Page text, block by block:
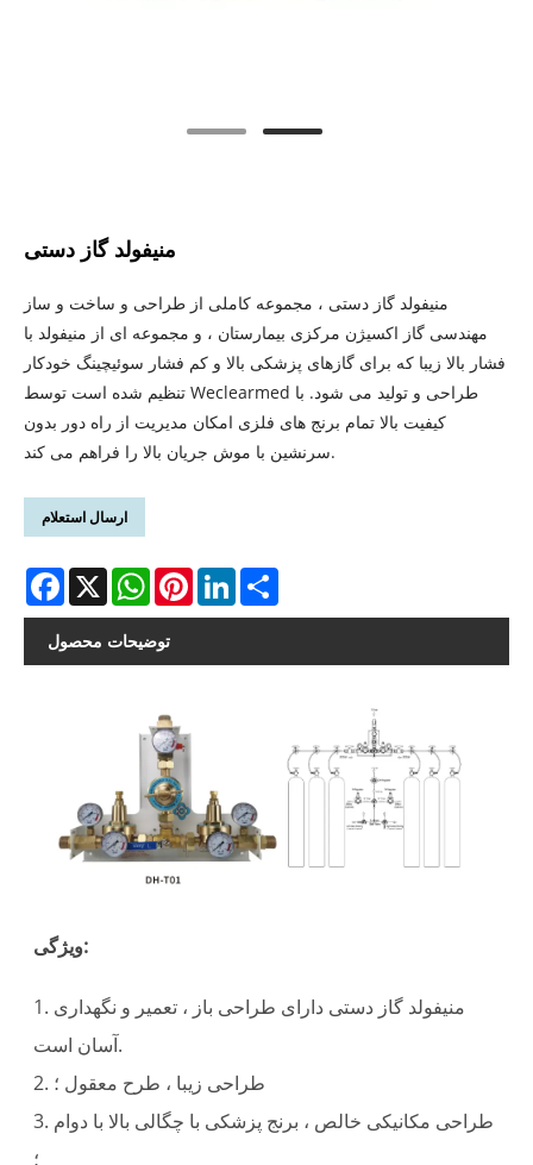
منیفولد گاز دستی
منیفولد گاز دستی ، مجموعه کاملی از طراحی و ساخت و ساز
مهندسی گاز اکسیژن مرکزی بیمارستان ، و مجموعه ای از منیفولد با
فشار بالا زیبا که برای گازهای پزشکی بالا و کم فشار سوئیچینگ خودکار
تنظیم شده است توسط Weclearmed طراحی و تولید می شود. با
کیفیت بالا تمام برنج های فلزی امکان مدیریت از راه دور بدون
سرنشین با موش جریان بالا را فراهم می کند.
ارسال استعلام
Facebook
X WhatsAppPinterestLinkedIn
توضیحات محصول
ویژگی:
1. منیفولد گاز دستی دارای طراحی باز ، تعمیر و نگهداری
آسان است.
2. طراحی زیبا ، طرح معقول ؛
3. طراحی مکانیکی خالص ، برنج پزشکی با چگالی بالا با دوام
؛